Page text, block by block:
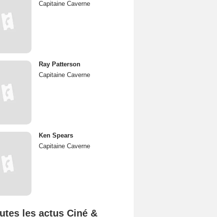
Capitaine Caverne
Ray Patterson
Capitaine Caverne
Ken Spears
Capitaine Caverne
les actus Ciné &